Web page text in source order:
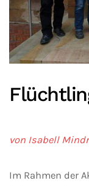
von Isabell
Im Rahmen der